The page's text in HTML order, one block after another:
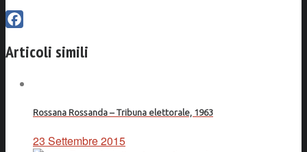
Articoli simili
Rossana Rossanda – Tribuna elettorale, 1963
23 Settembre 2015